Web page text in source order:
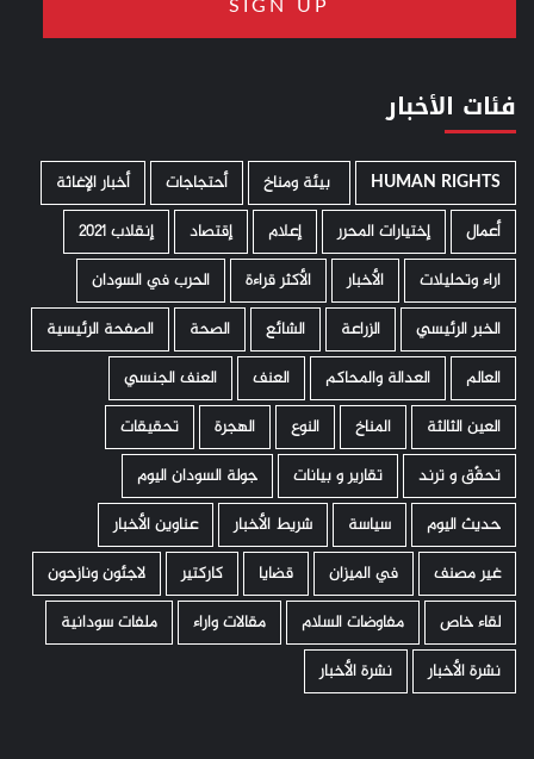
فئات الأخبار
HUMAN RIGHTS ­ بيئة ومناخ أحتجاجات
أخبار الإغاثة
أعمال
إختيارات المحرر إعلام إقتصاد
إنقلاب 2021
اراء وتحليلات
الأخبار الأكثر قراءة
الحرب في السودان
الخبر الرئيسي
الزراعة الشائع الصحة
الصفحة الرئيسية
العالم
العدالة والمحاكم العنف
العنف الجنسي
العين الثالثة
المناخ النوع الهجرة
تحقيقات
تحقّق و ترند
تقارير و بيانات
جولة السودان اليوم
حديث اليوم
سياسة شريط الأخبار
عناوين الأخبار
غير مصنف
في الميزان قضايا كاركتير
لاجئون ونازحون
لقاء خاص
مفاوضات السلام مقالات واراء
ملفات سودانية
نشرة الأخبار
نشرة الأخبار